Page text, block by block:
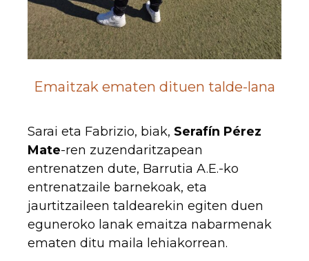
Emaitzak ematen dituen talde-lana
Sarai eta Fabrizio, biak, Serafín Pérez
Mate-ren zuzendaritzapean
entrenatzen dute, Barrutia A.E.-ko
entrenatzaile barnekoak, eta
jaurtitzaileen taldearekin egiten duen
eguneroko lanak emaitza nabarmenak
ematen ditu maila lehiakorrean.